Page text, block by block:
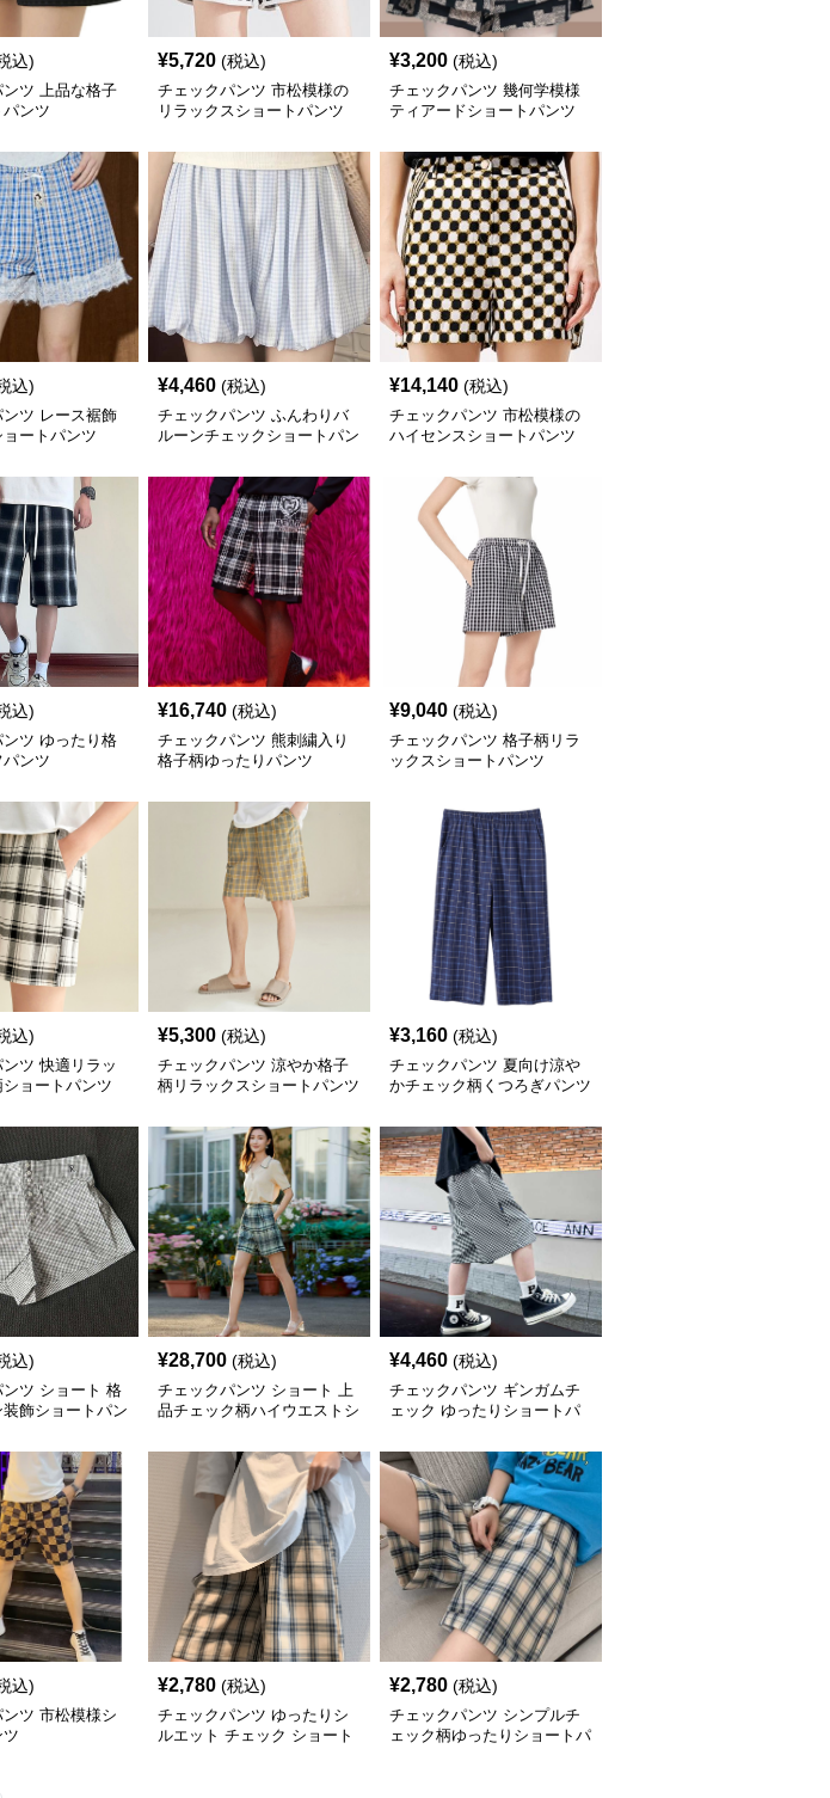
込)
ツ 上品な格子
ンツ
¥5,720 (税込)
チェックパンツ 市松模様の
リラックスショートパンツ
¥3,200 (税込)
チェックパンツ 幾何学模様
ティアードショートパンツ
込)
ツ レース裾飾
ョートパンツ
¥4,460 (税込)
チェックパンツ ふんわりバ
ルーンチェックショートパン
¥14,140 (税込)
チェックパンツ 市松模様の
ハイセンスショートパンツ
込)
ツ ゆったり格
ンツ
¥16,740 (税込)
チェックパンツ 熊刺繍入り
格子柄ゆったりパンツ
¥9,040 (税込)
チェックパンツ 格子柄リラ
ックスショートパンツ
込)
ツ 快適リラッ
ョートパンツ
¥5,300 (税込)
チェックパンツ 涼やか格子
柄リラックスショートパンツ
¥3,160 (税込)
チェックパンツ 夏向け涼や
かチェック柄くつろぎパンツ
込)
ツ ショート 格
飾ショートパン
¥28,700 (税込)
チェックパンツ ショート 上
品チェック柄ハイウエストシ
¥4,460 (税込)
チェックパンツ ギンガムチ
ェック ゆったりショートパ
込)
ツ 市松模様シ
ツ
¥2,780 (税込)
チェックパンツ ゆったりシ
ルエット チェック ショート
¥2,780 (税込)
チェックパンツ シンプルチ
ェック柄ゆったりショートパ